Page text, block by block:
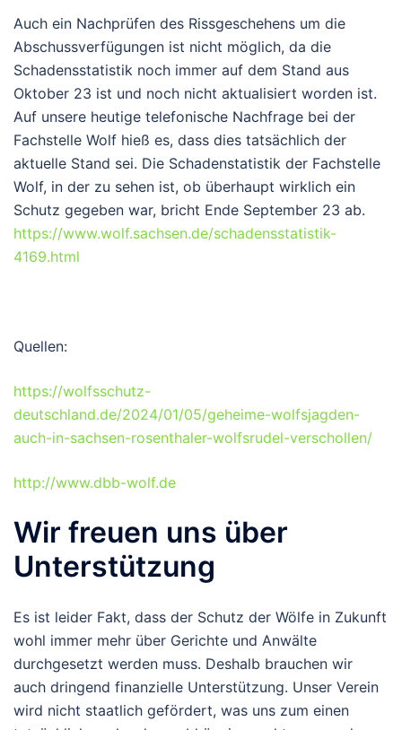
Auch ein Nachprüfen des Rissgeschehens um die
Abschussverfügungen ist nicht möglich, da die
Schadensstatistik noch immer auf dem Stand aus
Oktober 23 ist und noch nicht aktualisiert worden ist.
Auf unsere heutige telefonische Nachfrage bei der
Fachstelle Wolf hieß es, dass dies tatsächlich der
aktuelle Stand sei. Die Schadenstatistik der Fachstelle
Wolf, in der zu sehen ist, ob überhaupt wirklich ein
Schutz gegeben war, bricht Ende September 23 ab.
https://www.wolf.sachsen.de/schadensstatistik-
4169.html
Quellen:
https://wolfsschutz-
deutschland.de/2024/01/05/geheime-wolfsjagden-
auch-in-sachsen-rosenthaler-wolfsrudel-verschollen/
http://www.dbb-wolf.de
Wir freuen uns über
Unterstützung
Es ist leider Fakt, dass der Schutz der Wölfe in Zukunft
wohl immer mehr über Gerichte und Anwälte
durchgesetzt werden muss. Deshalb brauchen wir
auch dringend finanzielle Unterstützung. Unser Verein
wird nicht staatlich gefördert, was uns zum einen